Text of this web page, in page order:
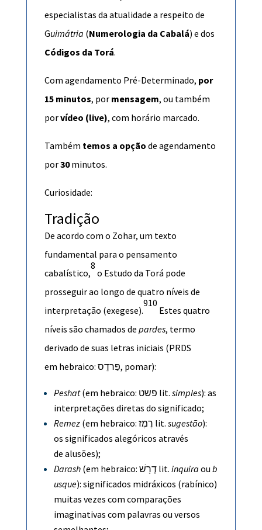
especialistas da atualidade a respeito de
Guimátria (Numerologia da Cabalá) e dos
Códigos da Torá.
Com agendamento Pré-Determinado, por
15 minutos, por mensagem, ou também
porvídeo (live), com horário marcado.
Também temos a opção de agendamento
por30minutos.
Curiosidade:
Tradição
De acordo com o Zohar, um texto
fundamental para o pensamento
cabalístico,
8
o Estudo da Torá pode
prosseguir ao longo de quatro níveis de
interpretação (exegese).
910
Estes quatro
níveis são chamados de pardes, termo
derivado de suas letras iniciais (PRDS
em hebraico: פַּרדֵס, pomar):
Peshat(em hebraico: פשט lit. simples): as
interpretações diretas do significado;
Remez(em hebraico: רֶמֶז lit. sugestão):
os significados alegóricos através
de alusões);
Darash(em hebraico: דְרָשׁlit. inquira ou b
usque): significados midráxicos (rabínico)
muitas vezes com comparações
imaginativas com palavras ou versos